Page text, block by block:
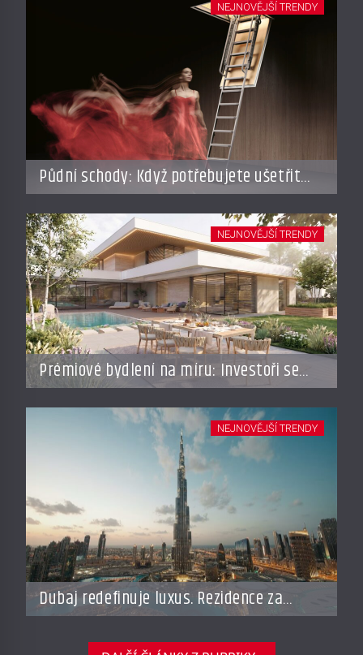
Půdní schody: Když potřebujete ušetřit
místo, ale nechcete dělat kompromisy
NEJNOVĚJŠÍ TRENDY
Prémiové bydlení na míru: Investoři se
vracejí do Česka, roste zájem o top
adresy i byty a domy za stovky milionů
NEJNOVĚJŠÍ TRENDY
Dubaj redefinuje luxus. Rezidence za
miliardy dnes připomínají soukromé
resorty budoucnosti
NEJNOVĚJŠÍ TRENDY